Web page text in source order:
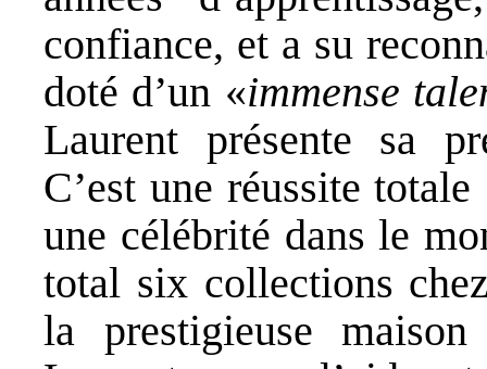
confiance, et a su
doté d’un «immense
Laurent présente sa
C’est une réussite
une célébrité dans le
total six collections
la prestigieuse